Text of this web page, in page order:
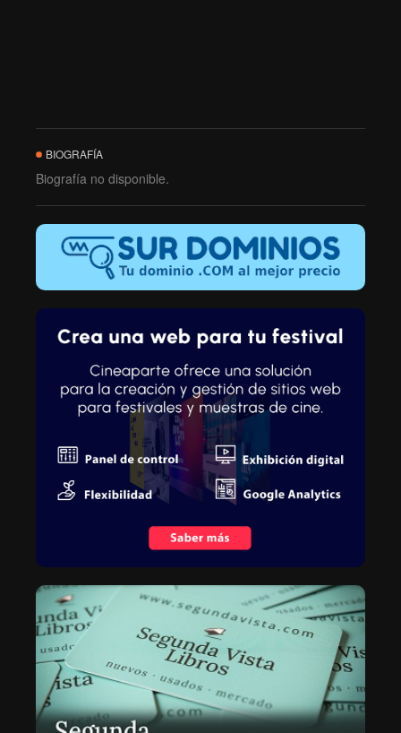
BIOGRAFÍA
Biografía no disponible.